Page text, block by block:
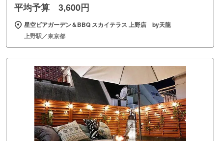
平均予算 3,600円
星空ビアガーデン＆BBQ スカイテラス 上野店 by天龍
上野駅／東京都